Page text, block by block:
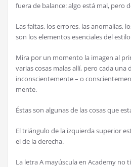
fuera de balance: algo está mal, pero
Las faltas, los errores, las anomalías,
son los elementos esenciales del
Mira por un momento la imagen al
varias cosas malas allí, pero cada una
inconscientemente – o
mente.
Éstas son algunas de las cosas que est
El triángulo de la izquierda superior
el de la derecha.
La letra A mayúscula en Academy no